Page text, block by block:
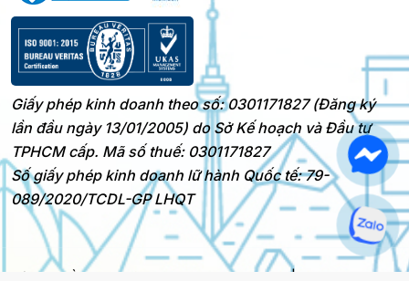
Giấy phép kinh doanh theo số: 0301171827 (Đăng ký
lần đầu ngày 13/01/2005) do Sở Kế hoạch và Đầu tư
TPHCM cấp. Mã số thuế: 0301171827
Số giấy phép kinh doanh lữ hành Quốc tế: 79-
089/2020/TCDL-GP LHQT
Bản quyền 2025 © BenThanh Tourist |